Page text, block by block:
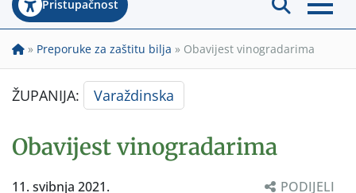
Pristupačnost
» Preporuke za zaštitu bilja » Obavijest vinogradarima
ŽUPANIJA: Varaždinska
Obavijest vinogradarima
11. svibnja 2021. PODIJELI